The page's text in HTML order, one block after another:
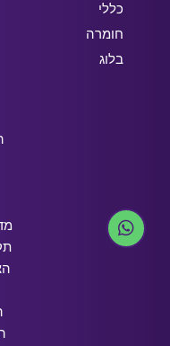
כללי
חומרה
בלוג